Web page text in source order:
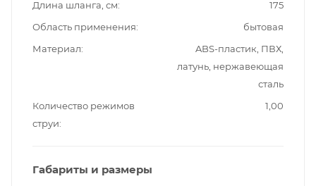
Длина шланга, см
175
Область применения
бытовая
Материал
ABS-пластик, ПВХ,
латунь, нержавеющая
сталь
Количество режимов
струи
1,00
Габариты и размеры